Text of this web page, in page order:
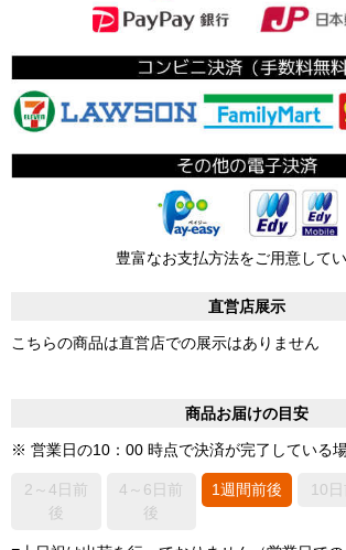
豊富なお支払方法をご用意して
直営店展示
こちらの商品は直営店での展示はありません
商品お届けの目安
※ 営業日の10：00 時点で決済が完了している
2～4日前
後
4～6日前
後
1週間前後 10